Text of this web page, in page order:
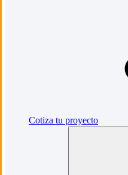
Cotiza tu proyecto